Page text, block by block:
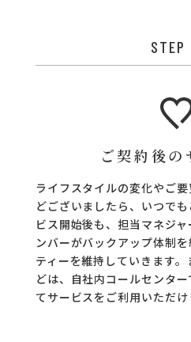
STEP
ご契約後の
ライフスタイルの変化やご
どございましたら、いつでも
ビス開始後も、担当マネジ
ンバーがバックアップ体制
ティーを維持していきます
どは、自社内コールセンタ
てサービスをご利用いただけ